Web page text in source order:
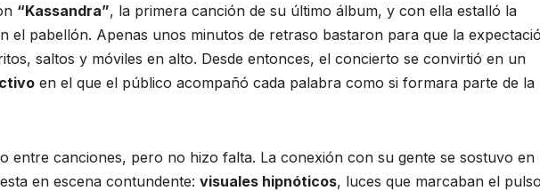
“Kassandra”, la primera canción de su último álbum, y con ella estalló la
el pabellón. Apenas unos minutos de retraso bastaron para que la
saltos y móviles en alto. Desde entonces, el concierto se convirtió en un
en el que el público acompañó cada palabra como si formara parte de la
entre canciones, pero no hizo falta. La conexión con su gente se sostuvo en
en escena contundente: visuales hipnóticos, luces que marcaban el pulso